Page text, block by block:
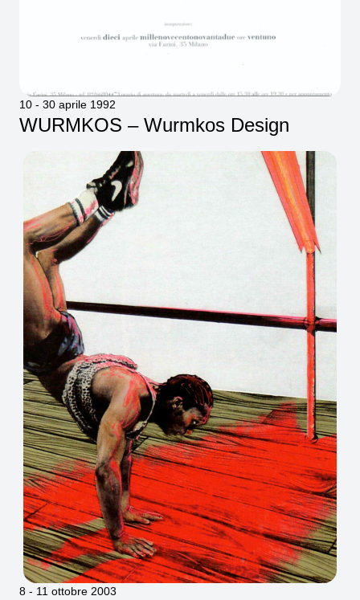
10 - 30 aprile 1992
WURMKOS – Wurmkos Design
8 - 11 ottobre 2003